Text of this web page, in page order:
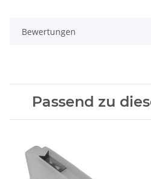
Bewertungen
Passend zu